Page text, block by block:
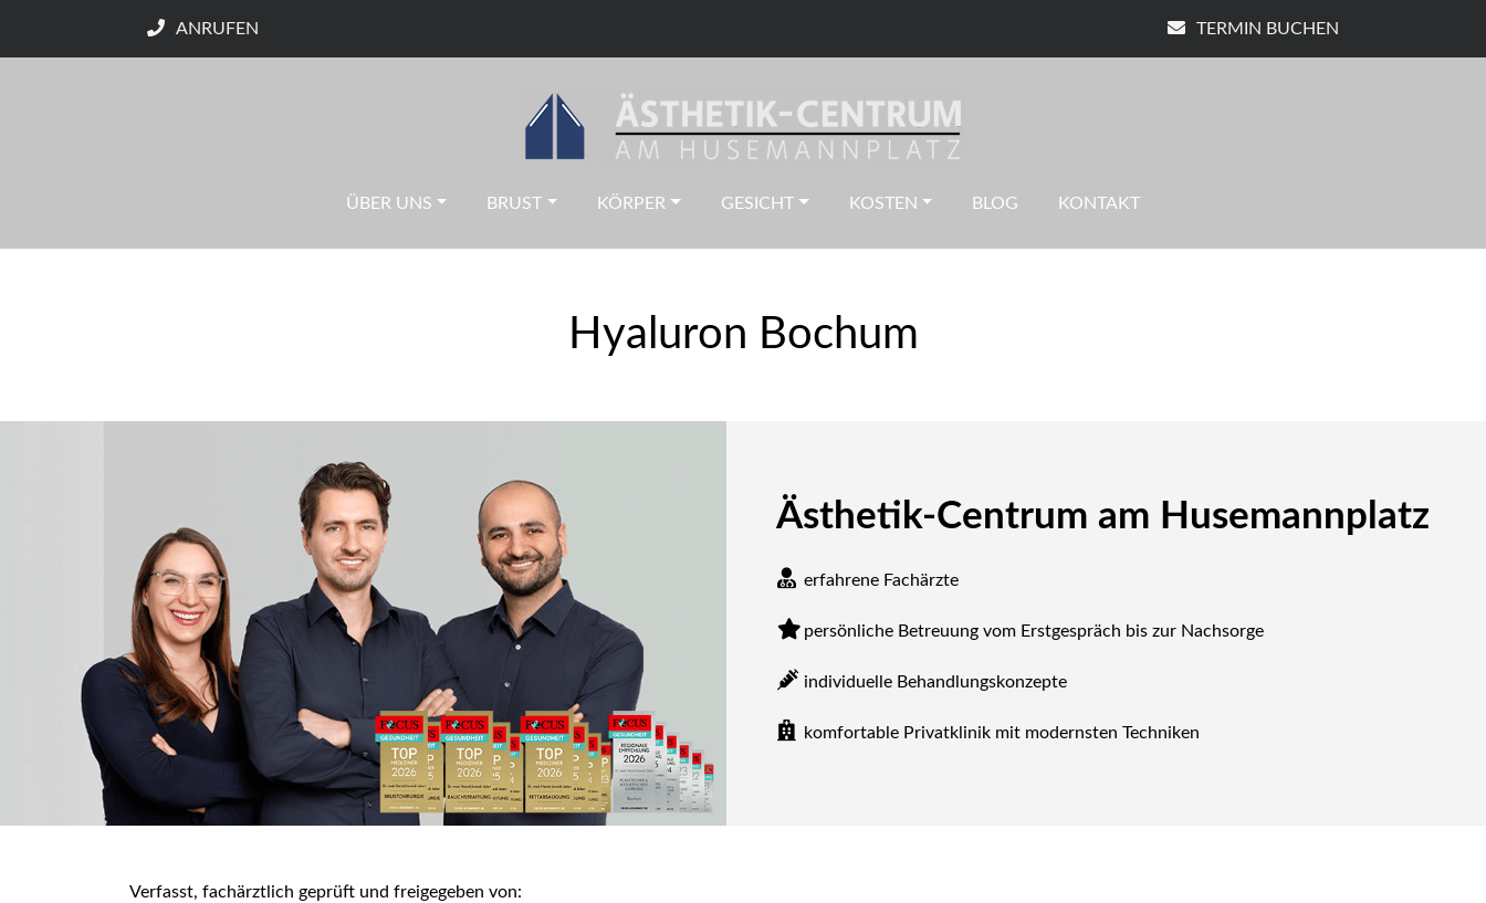
ANRUFEN TERMIN BUCHEN
ÜBER UNS BRUST KÖRPER GESICHT KOSTEN BLOG KONTAKT
Hyaluron Bochum
Ästhetik-Centrum am Husemannplatz
erfahrene Fachärzte
persönliche Betreuung vom Erstgespräch bis zur Nachsorge
individuelle Behandlungskonzepte
komfortable Privatklinik mit modernsten Techniken
Verfasst, fachärztlich geprüft und freigegeben von: